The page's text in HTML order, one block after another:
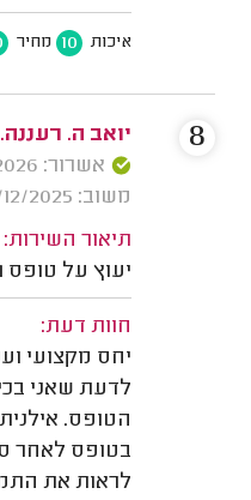
איכות 10 מחיר
יואב ה. רעננה.
אשרור: 16/06/2026
משוב: 19/12/2025
תיאור השירות:
יעוץ על טופס 161.
חוות דעת:
יחס מקצועי
לדעת שאני
הטופס.
בטופס לאחר
לראות את
8